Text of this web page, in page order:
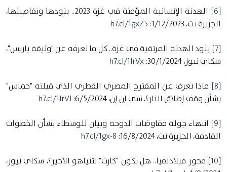
[6]
الهدنة الإنسانية المؤقتة في غزة 2023.. بنودها وتفاصيلها،
الجزيرة نت، 1/12/2023:
h7.cl/1gxZ5
[7] بنود الهدنة المرتقبة في غزة.. كل ما نعرفه عن "وثيقة باريس"،
سكاي نيوز، 30/1/2024:
h7.cl/1lrVx
[8] ماذا نعرف عن المقترح المصري القطري الذي قبلته "حماس"
بشأن وقف إطلاق النار؟، سي إن إن، 6/5/2024:
h7.cl/1lrVJ
[9] انتهاء جولة مفاوضات الدوحة وبيان للوسطاء بشأن الخطوات
القادمة، الجزيرة نت، 16/8/2024:
h7.cl/1gx-8
[10] محور فيلادلفيا.. هل يكون "كارت" نتنياهو الأخير؟، سكاي نيوز،